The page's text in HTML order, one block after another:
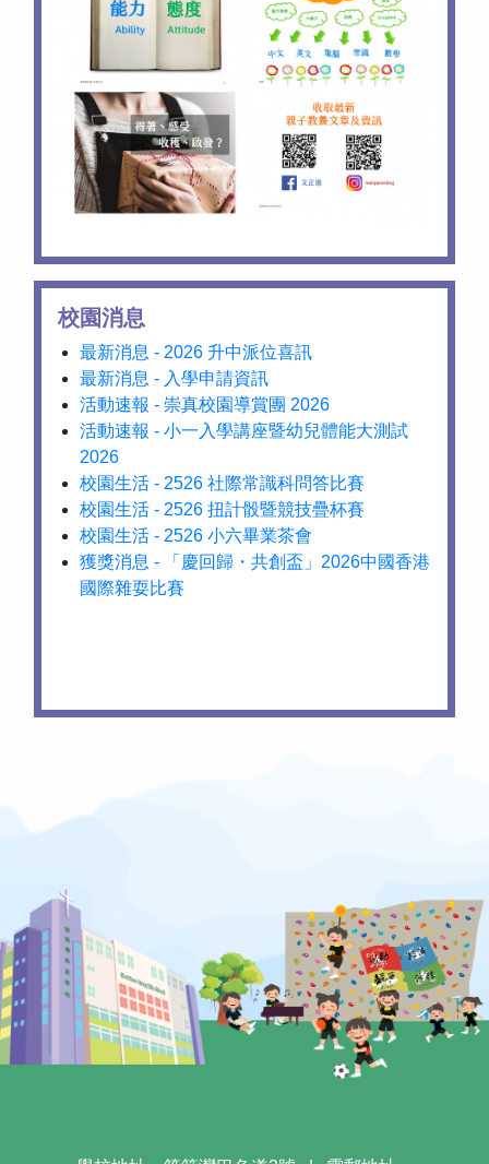
校園消息
最新消息 - 2026 升中派位喜訊
最新消息 - 入學申請資訊
活動速報 - 崇真校園導賞團 2026
活動速報 - 小一入學講座暨幼兒體能大測試
2026
校園生活 - 2526 社際常識科問答比賽
校園生活 - 2526 扭計骰暨競技疊杯賽
校園生活 - 2526 小六畢業茶會
獲獎消息 - 「慶回歸・共創盃」2026中國香港
國際雜耍比賽